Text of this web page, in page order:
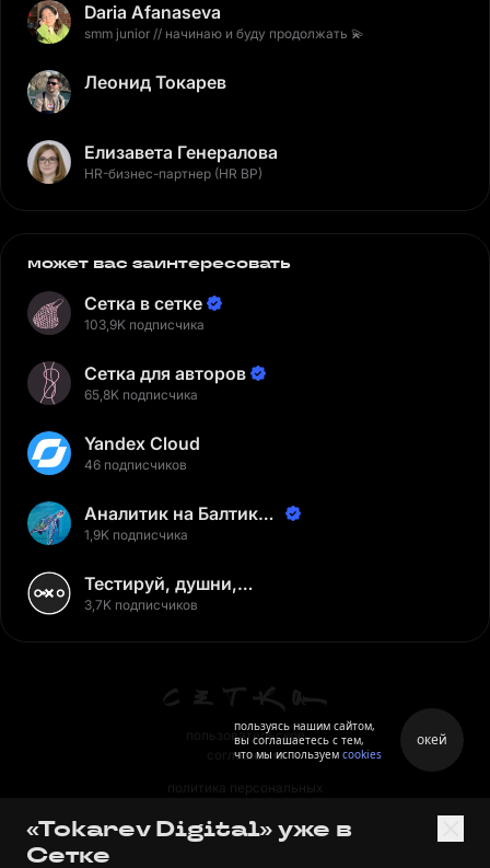
Daria Afanaseva
smm junior // начинаю и буду продолжать 💫
Леонид Токарев
Елизавета Генералова
HR-бизнес-партнер (HR BP)
может вас заинтересовать
Сетка в сетке
103,9K подписчика
Сетка для авторов
65,8K подписчика
Yandex Cloud
46 подписчиков
Аналитик на Балтике |
Неверов Станислав
1,9K подписчика
Тестируй, душни,
наслаждайся
3,7K подписчиков
пользовательское
соглашение
политика персональных
правила
«Tokarev Digital» уже в
Сетке
пользуясь нашим сайтом,
вы соглашаетесь с тем,
что мы используем cookies
окей